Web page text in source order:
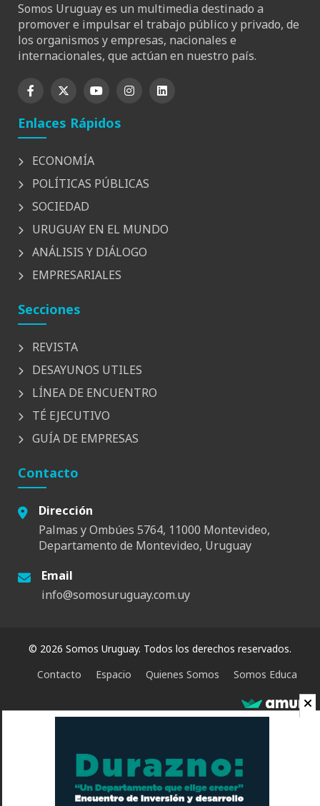
Somos Uruguay es un multimedia destinado a
promover e impulsar el trabajo público y privado, de
los organismos y empresas, nacionales e
internacionales, que actúan en nuestro país.
Enlaces Rápidos
ECONOMÍA
POLÍTICAS PÚBLICAS
SOCIEDAD
URUGUAY EN EL MUNDO
ANÁLISIS Y DIÁLOGO
EMPRESARIALES
Secciones
REVISTA
DESAYUNOS UTILES
LÍNEA DE ENCUENTRO
TÉ EJECUTIVO
GUÍA DE EMPRESAS
Contacto
Dirección
Palmas y Ombúes 5764, 11000 Montevideo,
Departamento de Montevideo, Uruguay
Email
info@somosuruguay.com.uy
© 2026 Somos Uruguay. Todos los derechos reservados.
Contacto
Espacio Quienes Somos Somos Educa